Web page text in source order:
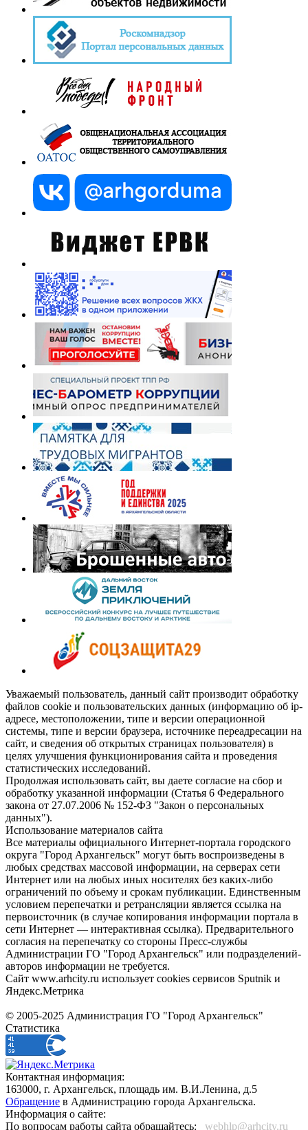
Уважаемый пользователь, данный сайт производит обработку
файлов cookie и пользовательских данных (информацию об ip-
адресе, местоположении, типе и версии операционной
системы, типе и версии браузера, источнике переадресации на
сайт, и сведения об открытых страницах пользователя) в
целях улучшения функционирования сайта и проведения
статистических исследований.
Продолжая использовать сайт, вы даете согласие на сбор и
обработку указанной информации (Статья 6 Федерального
закона от 27.07.2006 № 152-ФЗ "Закон о персональных
данных").
Использование материалов сайта
Все материалы официального Интернет-портала городского
округа "Город Архангельск" могут быть воспроизведены в
любых средствах массовой информации, на серверах сети
Интернет или на любых иных носителях без каких-либо
ограничений по объему и срокам публикации. Единственным
условием перепечатки и ретрансляции является ссылка на
первоисточник (в случае копирования информации портала в
сети Интернет — интерактивная ссылка). Предварительного
согласия на перепечатку со стороны Пресс-службы
Администрации ГО "Город Архангельск" или подразделений-
авторов информации не требуется.
Сайт www.arhcity.ru использует cookies сервисов Sputnik и
Яндекс.Метрика
© 2005-2025 Администрация ГО "Город Архангельск"
Статистика
Контактная информация:
163000, г. Архангельск, площадь им. В.И.Ленина, д.5
Обращение в Администрацию города Архангельска.
Информация о сайте:
По вопросам работы сайта обращайтесь:
_webhlp@arhcity.ru_